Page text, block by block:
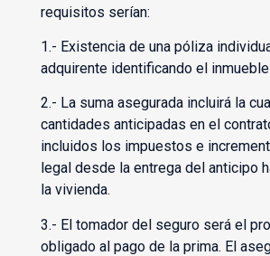
requisitos serían:
1.- Existencia de una póliza
adquirente identificando el
2.- La suma asegurada incluirá la
cantidades anticipadas en el
incluidos los impuestos e
legal desde la entrega del anticipo
la vivienda.
3.- El tomador del seguro será el
obligado al pago de la prima. El